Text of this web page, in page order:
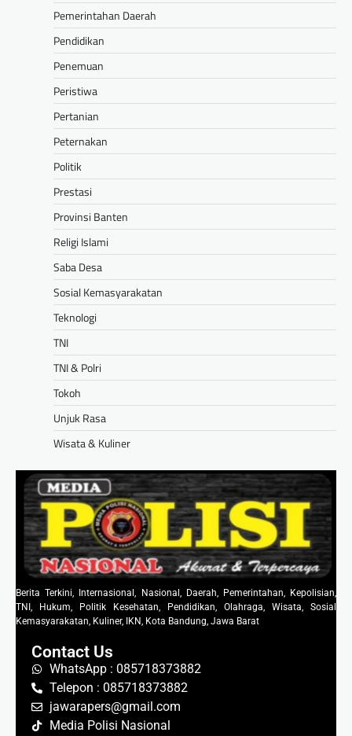
Pemerintahan Daerah
Pendidikan
Penemuan
Peristiwa
Pertanian
Peternakan
Politik
Prestasi
Provinsi Banten
Religi Islami
Saba Desa
Sosial Kemasyarakatan
Teknologi
TNI
TNI & Polri
Tokoh
Unjuk Rasa
Wisata & Kuliner
Berita Terkini, Internasional, Nasional, Daerah, Pemerintahan, Kepolisian,
TNI, Hukum, Politik Kesehatan, Pendidikan, Olahraga, Wisata, Sosial
Kemasyarakatan, Kuliner, IKN, Kota Bandung, Jawa Barat
Contact Us
WhatsApp : 085718373882
Telepon : 085718373882
jawarapers@gmail.com
Media Polisi Nasional